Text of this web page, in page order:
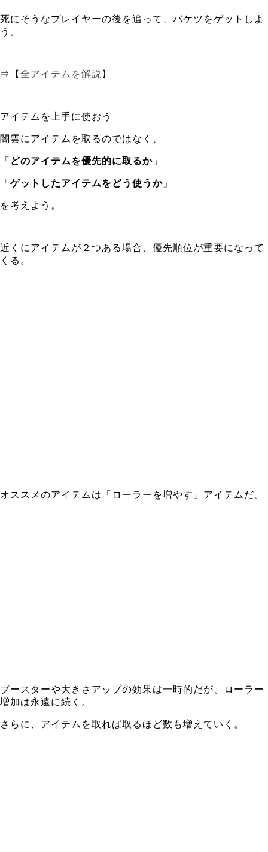
死にそうなプレイヤーの後を追って、バケツをゲットしよ
う。
⇒【 全アイテムを解説 】
アイテムを上手に使おう
闇雲にアイテムを取るのではなく、
「 どのアイテムを優先的に取るか 」
「 ゲットしたアイテムをどう使うか 」
を考えよう。
近くにアイテムが２つある場合、優先順位が重要になって
くる。
オススメのアイテムは「ローラーを増やす」アイテムだ。
ブースターや大きさアップの効果は一時的だが、ローラー
増加は永遠に続く。
さらに、アイテムを取れば取るほど数も増えていく。